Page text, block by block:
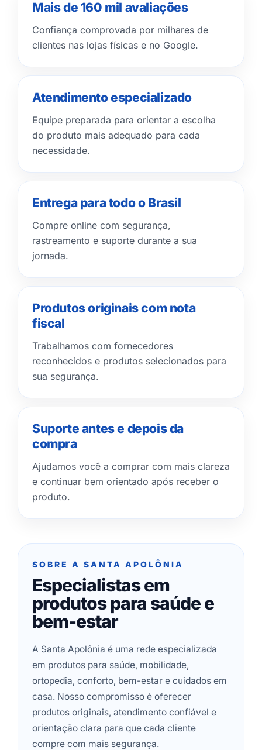
Mais de 160 mil avaliações
Confiança comprovada por milhares de
clientes nas lojas físicas e no Google.
Atendimento especializado
Equipe preparada para orientar a escolha
do produto mais adequado para cada
necessidade.
Entrega para todo o Brasil
Compre online com segurança,
rastreamento e suporte durante a sua
jornada.
Produtos originais com nota
fiscal
Trabalhamos com fornecedores
reconhecidos e produtos selecionados para
sua segurança.
Suporte antes e depois da
compra
Ajudamos você a comprar com mais clareza
e continuar bem orientado após receber o
produto.
SOBRE A SANTA APOLÔNIA
Especialistas em
produtos para saúde e
bem-estar
A Santa Apolônia é uma rede especializada
em produtos para saúde, mobilidade,
ortopedia, conforto, bem-estar e cuidados em
casa. Nosso compromisso é oferecer
produtos originais, atendimento confiável e
orientação clara para que cada cliente
compre com mais segurança.